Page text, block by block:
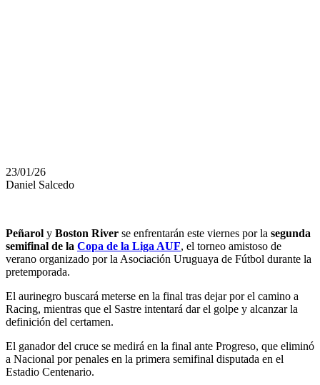
23/01/26
Daniel Salcedo
Peñarol y Boston River se enfrentarán este viernes por la segunda
semifinal de la Copa de la Liga AUF, el torneo amistoso de
verano organizado por la Asociación Uruguaya de Fútbol durante la
pretemporada.
El aurinegro buscará meterse en la final tras dejar por el camino a
Racing, mientras que el Sastre intentará dar el golpe y alcanzar la
definición del certamen.
El ganador del cruce se medirá en la final ante Progreso, que eliminó
a Nacional por penales en la primera semifinal disputada en el
Estadio Centenario.